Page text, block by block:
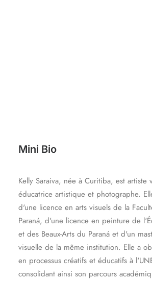
Mini Bio
Kelly Saraiva, née à Curitiba, est artiste
éducatrice artistique et photographe.
d'une licence en arts visuels de la
Paraná, d'une licence en peinture de
et des Beaux-Arts du Paraná et d'un
visuelle de la même institution. Elle a
en processus créatifs et éducatifs à
consolidant ainsi son parcours